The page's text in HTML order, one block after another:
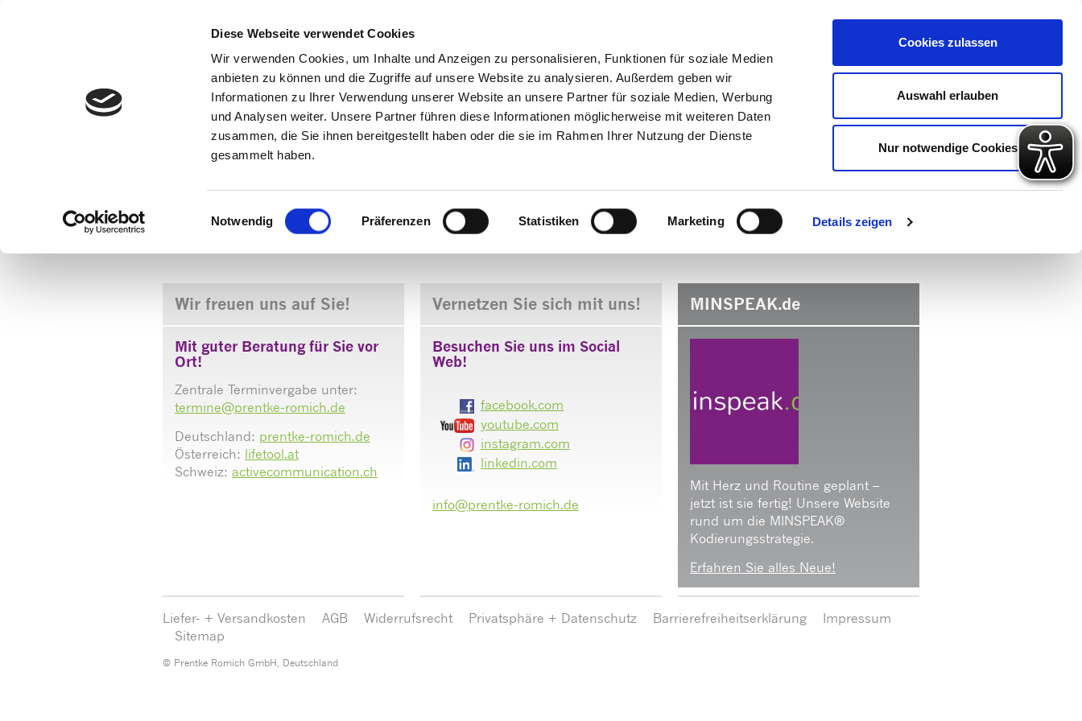
Diese Webseite verwendet Cookies
Wir verwenden Cookies, um Inhalte und Anzeigen zu personalisieren, Funktionen für soziale Medien
anbieten zu können und die Zugriffe auf unsere Website zu analysieren. Außerdem geben wir
Informationen zu Ihrer Verwendung unserer Website an unsere Partner für soziale Medien, Werbung
und Analysen weiter. Unsere Partner führen diese Informationen möglicherweise mit weiteren Daten
zusammen, die Sie ihnen bereitgestellt haben oder die sie im Rahmen Ihrer Nutzung der Dienste
gesammelt haben.
Einwilligungsauswahl
Notwendig Präferenzen Statistiken Marketing Details zeigen
Cookies zulassen
Auswahl erlauben
Nur notwendige Cookies
Afont
AReset
font
size.
AIncrease
font
size.
Produkte/Shop Downloads Service Praxistipps Gute Gründe Über uns
Didaktische Materialien
Wir freuen uns auf Sie!
Mit guter Beratung für Sie vor
Ort!
Zentrale Terminvergabe unter:
termine@prentke-romich.de
Deutschland: prentke-romich.de
Österreich: lifetool.at
Schweiz: activecommunication.ch
Vernetzen Sie sich mit uns!
Besuchen Sie uns im Social
Web!
facebook.com
youtube.com
instagram.com
linkedin.com
info@prentke-romich.de
MINSPEAK.de
Mit Herz und Routine geplant –
jetzt ist sie fertig! Unsere Website
rund um die MINSPEAK®
Kodierungsstrategie.
Erfahren Sie alles Neue!
Liefer- + Versandkosten AGB Widerrufsrecht Privatsphäre + Datenschutz Barrierefreiheitserklärung
Impressum
Sitemap
© Prentke Romich GmbH, Deutschland